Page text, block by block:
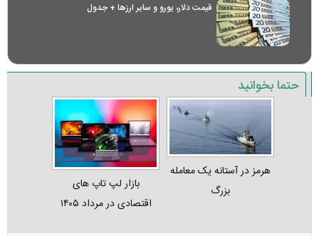
قیمت دلار، یورو و سایر ارز‌ها + جدول
حتما بخوانید
هرمز در آستانه یک معامله
بزرگ
بازار لپ‌ تاپ‌ های
اقتصادی در مرداد ۱۴۰۵